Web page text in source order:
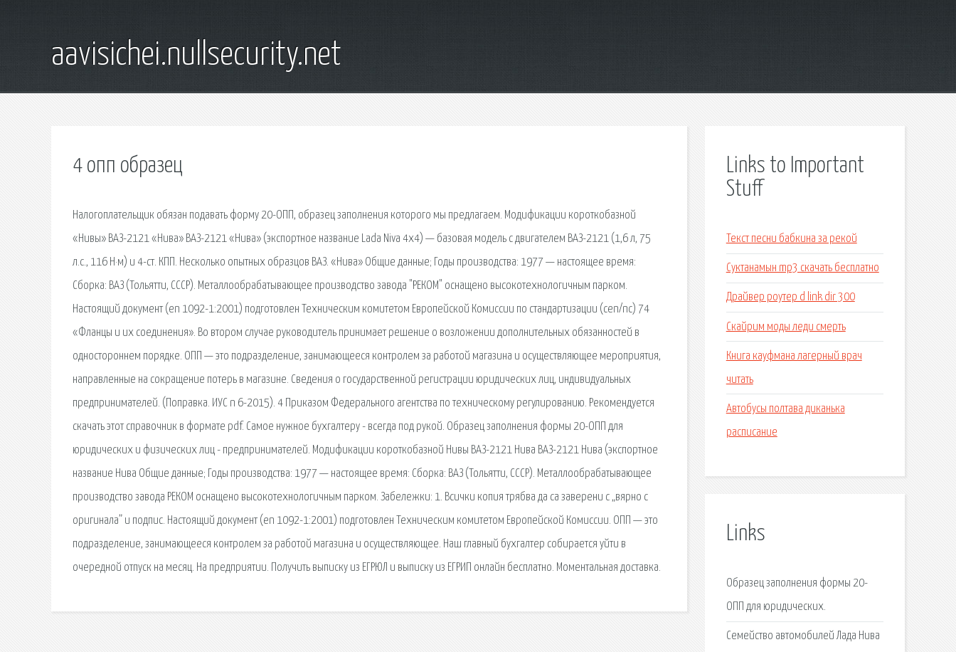
aavisichei.nullsecurity.net
4 опп образец
Налогоплательщик обязан подавать форму 20-ОПП, образец заполнения которого мы предлагаем. Модификации короткобазной
«Нивы» ВАЗ-2121 «Нива» ВАЗ-2121 «Нива» (экспортное название Lada Niva 4x4) — базовая модель с двигателем ВАЗ-2121 (1,6 л, 75
л.с., 116 Н·м) и 4-ст. КПП. Несколько опытных образцов ВАЗ. «Нива» Общие данные; Годы производства: 1977 — настоящее время:
Сборка: ВАЗ (Тольятти, СССР). Металлообрабатывающее производство завода "РЕКОМ" оснащено высокотехнологичным парком.
Настоящий документ (en 1092-1:2001) подготовлен Техническим комитетом Европейской Комиссии по стандартизации (cen/nc) 74
«Фланцы и их соединения». Во втором случае руководитель принимает решение о возложении дополнительных обязанностей в
одностороннем порядке. ОПП — это подразделение, занимающееся контролем за работой магазина и осуществляющее мероприятия,
направленные на сокращение потерь в магазине. Сведения о государственной регистрации юридических лиц, индивидуальных
предпринимателей. (Поправка. ИУС n 6-2015). 4 Приказом Федерального агентства по техническому регулированию. Рекомендуется
скачать этот справочник в формате pdf. Самое нужное бухгалтеру - всегда под рукой. Образец заполнения формы 20-ОПП для
юридических и физических лиц - предпринимателей. Модификации короткобазной Нивы ВАЗ-2121 Нива ВАЗ-2121 Нива (экспортное
название Нива Общие данные; Годы производства: 1977 — настоящее время: Сборка: ВАЗ (Тольятти, СССР). Металлообрабатывающее
производство завода РЕКОМ оснащено высокотехнологичным парком. Забележки: 1. Всички копия трябва да са заверени с „вярно с
оригинала” и подпис. Настоящий документ (en 1092-1:2001) подготовлен Техническим комитетом Европейской Комиссии. ОПП — это
подразделение, занимающееся контролем за работой магазина и осуществляющее. Наш главный бухгалтер собирается уйти в
очередной отпуск на месяц. На предприятии. Получить выписку из ЕГРЮЛ и выписку из ЕГРИП онлайн бесплатно. Моментальная доставка.
Links to Important
Stuff
Текст песни бабкина за рекой
Суктанамын mp3 скачать бесплатно
Драйвер роутер d link dir 300
Скайрим моды леди смерть
Книга кауфмана лагерный врач
читать
Автобусы полтава диканька
расписание
Links
Образец заполнения формы 20-
ОПП для юридических.
Семейство автомобилей Лада Нива